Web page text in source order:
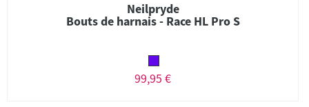
Neilpryde
Bouts de harnais - Race HL Pro S
99,95 €